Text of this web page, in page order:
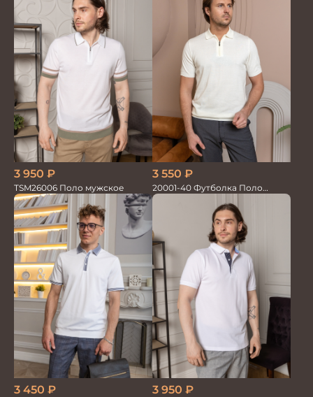
3 950 ₽
TSM26006 Поло мужское
3 550 ₽
20001-40 Футболка Поло
белый
3 450 ₽ 3 950 ₽